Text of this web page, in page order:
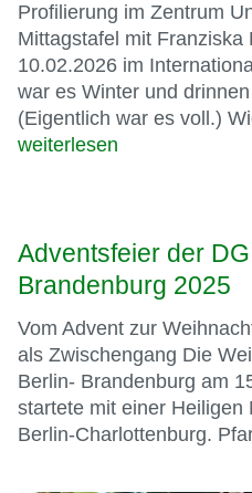
Profilierung im Zentrum
Mittagstafel mit Franziska
10.02.2026 im
war es Winter und
(Eigentlich war es voll.)
weiterlesen
Adventsfeier der
Brandenburg 2025
Vom Advent zur
als Zwischengang Die
Berlin- Brandenburg am
startete mit einer Heiligen
Berlin-Charlottenburg.